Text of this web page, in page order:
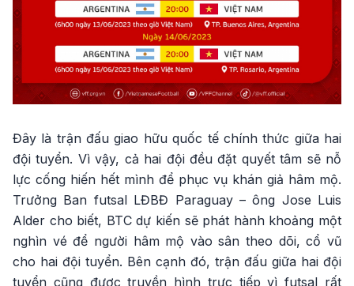
Đây là trận đấu giao hữu quốc tế chính thức giữa hai
đội tuyển. Vì vậy, cả hai đội đều đặt quyết tâm sẽ nỗ
lực cống hiến hết mình để phục vụ khán giả hâm mộ.
Trưởng Ban futsal LĐBĐ Paraguay – ông Jose Luis
Alder cho biết, BTC dự kiến sẽ phát hành khoảng một
nghìn vé để người hâm mộ vào sân theo dõi, cổ vũ
cho hai đội tuyển. Bên cạnh đó, trận đấu giữa hai đội
tuyển cũng được truyền hình trực tiếp vì futsal rất